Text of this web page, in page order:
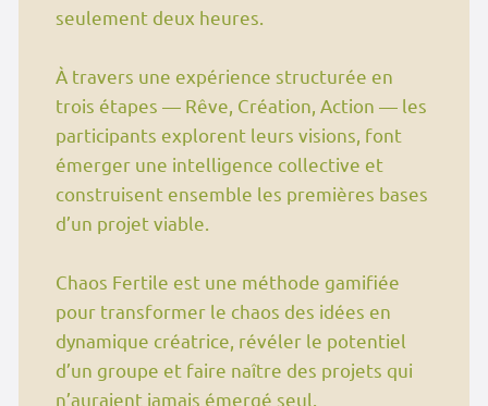
seulement deux heures.
À travers une expérience structurée en
trois étapes — Rêve, Création, Action — les
participants explorent leurs visions, font
émerger une intelligence collective et
construisent ensemble les premières bases
d’un projet viable.
Chaos Fertile est une méthode gamifiée
pour transformer le chaos des idées en
dynamique créatrice, révéler le potentiel
d’un groupe et faire naître des projets qui
n’auraient jamais émergé seul.